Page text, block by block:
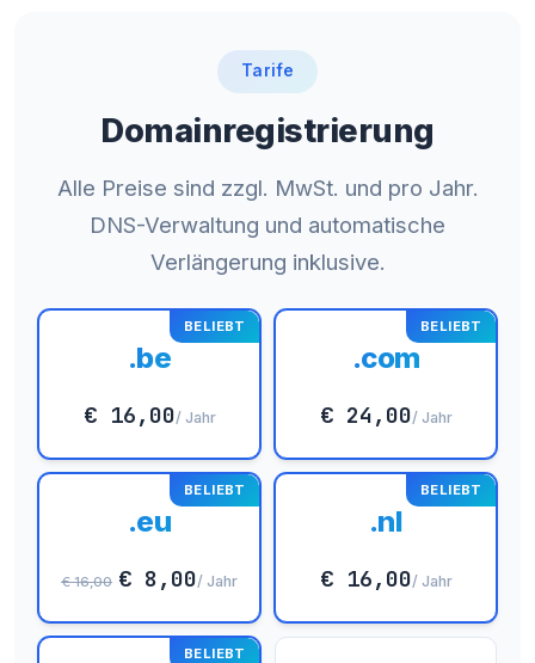
Tarife
Domainregistrierung
Alle Preise sind zzgl. MwSt. und pro Jahr.
DNS-Verwaltung und automatische
Verlängerung inklusive.
BELIEBT
.be
€ 16,00/ Jahr
BELIEBT
.com
€ 24,00/ Jahr
BELIEBT
.eu
€ 16,00 € 8,00/ Jahr
BELIEBT
.nl
€ 16,00/ Jahr
BELIEBT